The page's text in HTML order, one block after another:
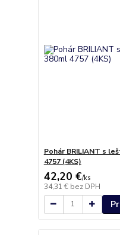
Pohár BRILIANT s
4757 (4KS)
42,20 €/ks
34,31 € bez DPH